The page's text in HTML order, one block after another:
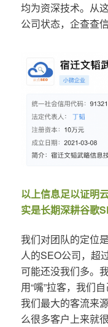
均为资深技术。从
公司状态，企查查信
以上信息足以证明
实是长期深耕谷歌
我们对团队的定位
人的SEO公司，超
可能还没我们多。
用“嘴”拉客，我们
我们最大的客流来
么很多客户上来就